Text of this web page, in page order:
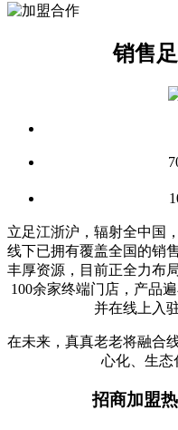
销售
立足江浙沪，辐射全中国
线下已拥有覆盖全国的销
丰厚资源，目前正全力布
100余家终端门店，产品
并在线上入
在未来，真真老老将融合
心化、生态
招商加盟